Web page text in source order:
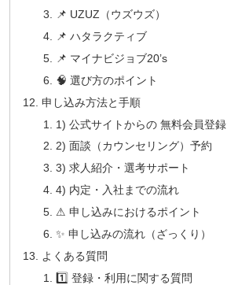
📌 UZUZ（ウズウズ）
📌 ハタラクティブ
📌 マイナビジョブ20’s
🧠 選び方のポイント
申し込み方法と手順
1) 公式サイトからの 無料会員登録
2) 面談（カウンセリング）予約
3) 求人紹介・選考サポート
4) 内定・入社までの流れ
⚠ 申し込みにおけるポイント
✨ 申し込みの流れ（ざっくり）
よくある質問
1️⃣ 登録・利用に関する質問